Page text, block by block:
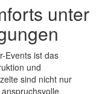
unter
Events ist das
und
sind nicht nur